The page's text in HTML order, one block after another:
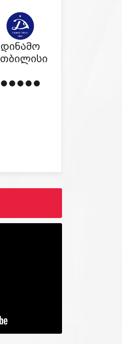
დინამო
თბილისი